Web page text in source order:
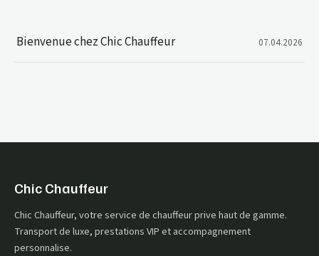
Bienvenue chez Chic Chauffeur 07.04.2026
Chic Chauffeur
Chic Chauffeur, votre service de chauffeur prive haut de gamme.
Transport de luxe, prestations VIP et accompagnement
personnalise.